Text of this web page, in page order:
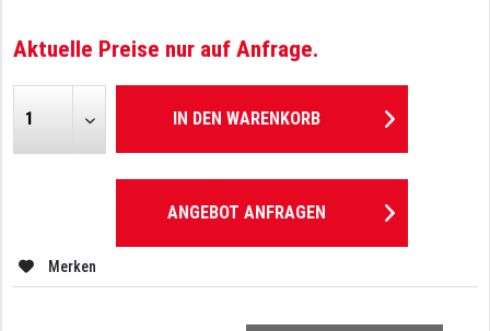
Aktuelle Preise nur auf Anfrage.
IN DEN WARENKORB
ANGEBOT ANFRAGEN
Merken